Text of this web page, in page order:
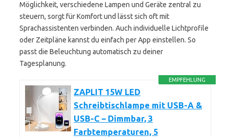
Möglichkeit, verschiedene Lampen und Geräte zentral zu
steuern, sorgt für Komfort und lässt sich oft mit
Sprachassistenten verbinden. Auch individuelle Lichtprofile
oder Zeitpläne kannst du einfach per App einstellen. So
passt die Beleuchtung automatisch zu deiner
Tagesplanung.
EMPFEHLUNG
ZAPLIT 15W LED
Schreibtischlampe mit USB-A &
USB-C – Dimmbar, 3
Farbtemperaturen, 5